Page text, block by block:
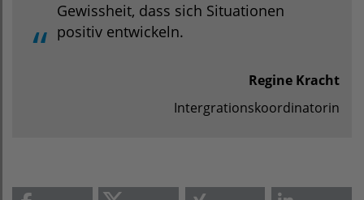
Gewissheit, dass sich Situationen
positiv entwickeln.
Regine Kracht
Intergrationskoordinatorin